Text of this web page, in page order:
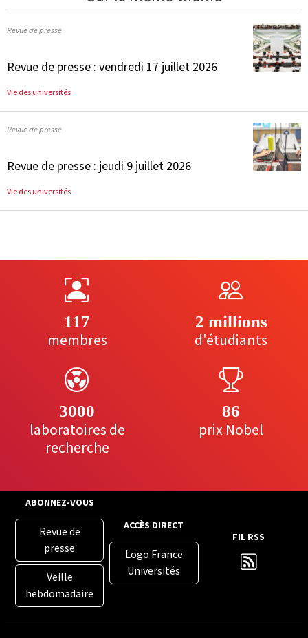
Revue de presse
Revue de presse : vendredi 17 juillet 2026
Vie des universités
Revue de presse
Revue de presse : jeudi 9 juillet 2026
Vie des universités
117
membres
2 millions
d'étudiants
3000
laboratoires de
recherche
86
prix Nobel
ABONNEZ-VOUS
Revue de
presse
Veille
hebdomadaire
ACCÈS DIRECT
Logo France
Universités
FIL RSS